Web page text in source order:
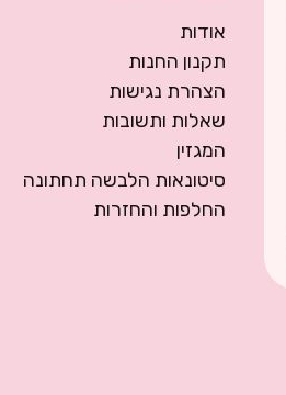
אודות
תקנון החנות
הצהרת נגישות
שאלות ותשובות
המגזין
סיטונאות הלבשה תחתונה
החלפות והחזרות